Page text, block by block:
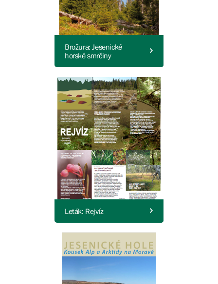
Brožura: Jesenické
horské smrčiny
Leták: Rejvíz